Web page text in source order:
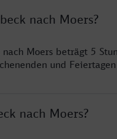
nach Moers?
Moers beträgt 5
und
nach Moers?